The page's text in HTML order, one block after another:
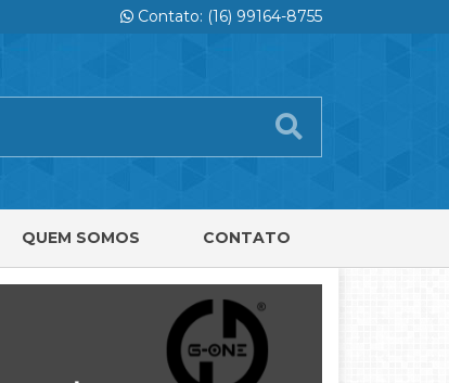
Contato: (16) 99164-8755
QUEM SOMOS CONTATO